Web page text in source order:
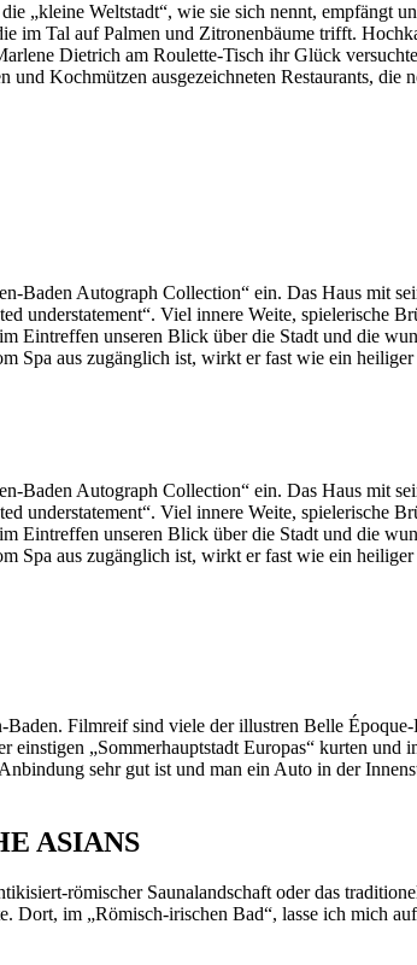
„kleine Weltstadt“, wie sie sich nennt, empfängt
Tal auf Palmen und Zitronenbäume trifft.
Dietrich am Roulette-Tisch ihr Glück
Kochmützen ausgezeichneten Restaurants,
Baden Autograph Collection“ ein. Das Haus mit
understatement“. Viel innere Weite, spielerische
Eintreffen unseren Blick über die Stadt und die
Spa aus zugänglich ist, wirkt er fast wie ein
Baden Autograph Collection“ ein. Das Haus mit
understatement“. Viel innere Weite, spielerische
Eintreffen unseren Blick über die Stadt und die
Spa aus zugänglich ist, wirkt er fast wie ein
Filmreif sind viele der illustren Belle
„Sommerhauptstadt Europas“ kurten
sehr gut ist und man ein Auto in der
ASIANS
römischer Saunalandschaft oder das
Dort, im „Römisch-irischen Bad“, lasse ich mich